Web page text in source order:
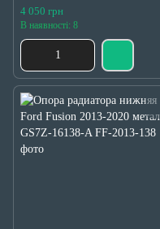
черные соты мелкие хром обод
DS7Z-8200-BA
4 050 грн
В наявності: 8